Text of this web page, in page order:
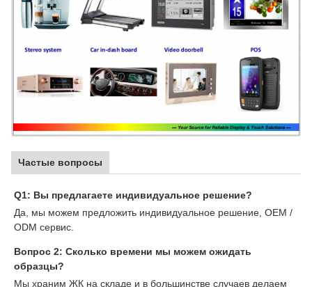
Частые вопросы
Q1: Вы предлагаете индивидуальное решение?
Да, мы можем предложить индивидуальное решение, OEM /
ODM сервис.
Вопрос 2: Сколько времени мы можем ожидать
образцы?
Мы храним ЖК на складе и в большинстве случаев делаем